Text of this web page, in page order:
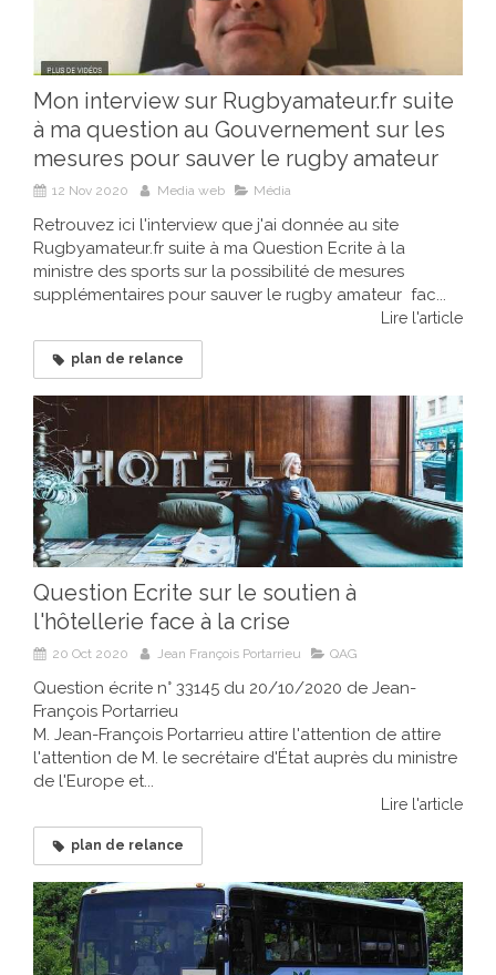
Mon interview sur Rugbyamateur.fr suite
à ma question au Gouvernement sur les
mesures pour sauver le rugby amateur
12 Nov 2020 Media web Média
Retrouvez ici l'interview que j'ai donnée au site
Rugbyamateur.fr suite à ma Question Ecrite à la
ministre des sports sur la possibilité de mesures
supplémentaires pour sauver le rugby amateur fac...
Lire l'article
plan de relance
Question Ecrite sur le soutien à
l'hôtellerie face à la crise
20 Oct 2020 Jean François Portarrieu QAG
Question écrite n° 33145 du 20/10/2020 de Jean-
François Portarrieu
M. Jean-François Portarrieu attire l'attention de attire
l'attention de M. le secrétaire d'État auprès du ministre
de l'Europe et...
Lire l'article
plan de relance